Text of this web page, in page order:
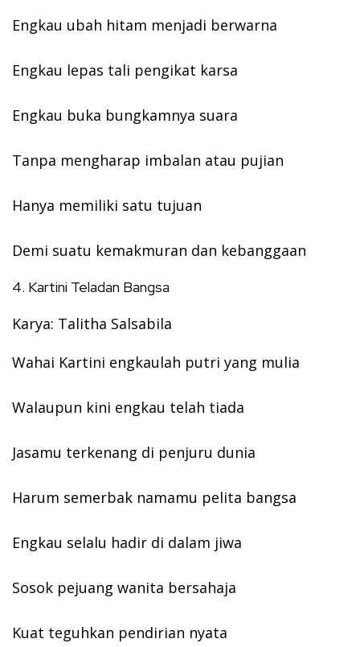
Engkau ubah hitam menjadi berwarna
Engkau lepas tali pengikat karsa
Engkau buka bungkamnya suara
Tanpa mengharap imbalan atau pujian
Hanya memiliki satu tujuan
Demi suatu kemakmuran dan kebanggaan
4. Kartini Teladan Bangsa
Karya: Talitha Salsabila
Wahai Kartini engkaulah putri yang mulia
Walaupun kini engkau telah tiada
Jasamu terkenang di penjuru dunia
Harum semerbak namamu pelita bangsa
Engkau selalu hadir di dalam jiwa
Sosok pejuang wanita bersahaja
Kuat teguhkan pendirian nyata